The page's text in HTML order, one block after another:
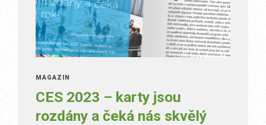
MAGAZÍN
CES 2023 – karty jsou
rozdány a čeká nás skvělý